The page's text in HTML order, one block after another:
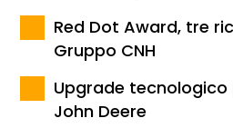
Red Dot Award, tre
Gruppo CNH
Upgrade
John Deere